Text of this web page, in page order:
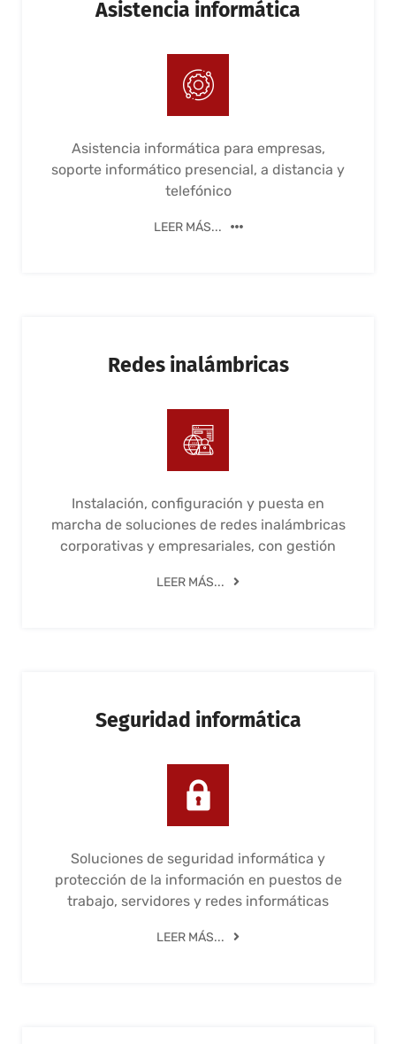
Asistencia informática
Asistencia informática para empresas,
soporte informático presencial, a distancia y
telefónico
LEER MÁS...
Redes inalámbricas
Instalación, configuración y puesta en
marcha de soluciones de redes inalámbricas
corporativas y empresariales, con gestión
LEER MÁS...
Seguridad informática
Soluciones de seguridad informática y
protección de la información en puestos de
trabajo, servidores y redes informáticas
LEER MÁS...